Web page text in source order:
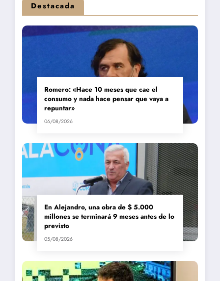
Destacada
Romero: «Hace 10 meses que cae el
consumo y nada hace pensar que vaya a
repuntar»
06/08/2026
En Alejandro, una obra de $ 5.000
millones se terminará 9 meses antes de lo
previsto
05/08/2026